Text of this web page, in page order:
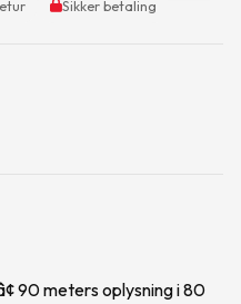
Sikker betaling
90 meters oplysning i 80